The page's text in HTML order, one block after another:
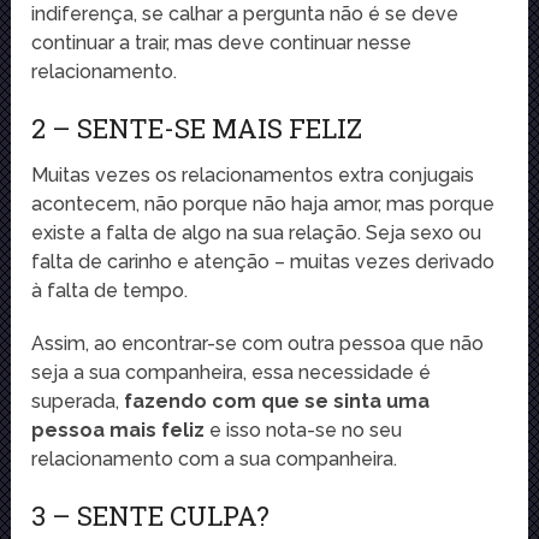
indiferença, se calhar a pergunta não é se deve
continuar a trair, mas deve continuar nesse
relacionamento.
2 – SENTE-SE MAIS FELIZ
Muitas vezes os relacionamentos extra conjugais
acontecem, não porque não haja amor, mas porque
existe a falta de algo na sua relação. Seja sexo ou
falta de carinho e atenção – muitas vezes derivado
à falta de tempo.
Assim, ao encontrar-se com outra pessoa que não
seja a sua companheira, essa necessidade é
superada, fazendo com que se sinta uma
pessoa mais feliz e isso nota-se no seu
relacionamento com a sua companheira.
3 – SENTE CULPA?